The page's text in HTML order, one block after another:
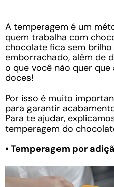
A temperagem é um
quem trabalha com
chocolate fica sem
emborrachado, além de
o que você não quer
doces!
Por isso é muito
para garantir
Para te ajudar,
temperagem do
• Temperagem por